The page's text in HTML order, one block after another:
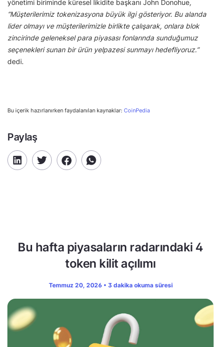
yönetimi biriminde küresel likidite başkanı John Donohue,
“Müşterilerimiz tokenizasyona büyük ilgi gösteriyor. Bu alanda
lider olmayı ve müşterilerimizle birlikte çalışarak, onlara blok
zincirinde geleneksel para piyasası fonlarında sunduğumuz
seçenekleri sunan bir ürün yelpazesi sunmayı hedefliyoruz.”
dedi.
Bu içerik hazırlanırken faydalanılan kaynaklar: CoinPedia
Paylaş
Bu hafta piyasaların radarındaki 4
token kilit açılımı
Temmuz 20, 2026 • 3 dakika okuma süresi